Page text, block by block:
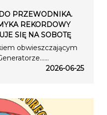
PRZEWODNIKA.
REKORDOWY
SIĘ NA SOBOTĘ
obwieszczającym
2026-06-25